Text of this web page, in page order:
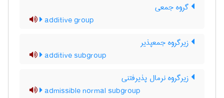
گروه جمعی
additive group
زیرگروه جمعپذیر
additive subgroup
زیرگروه نرمال پذیرفتنی
admissible normal subgroup